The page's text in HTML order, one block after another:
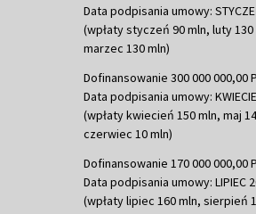
Data podpisania umowy:
(wpłaty styczeń 90 mln, luty 130
marzec 130 mln)
Dofinansowanie 300 000 000,00
Data podpisania umowy:
(wpłaty kwiecień 150 mln, maj
czerwiec 10 mln)
Dofinansowanie 170 000 000,00
Data podpisania umowy: LIPIEC
(wpłaty lipiec 160 mln, sierpień